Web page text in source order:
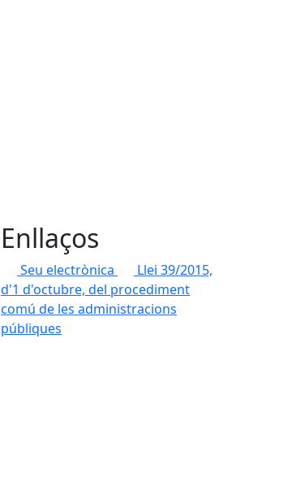
Enllaços
Seu electrònica
Llei 39/2015,
d'1 d'octubre, del procediment
comú de les administracions
públiques